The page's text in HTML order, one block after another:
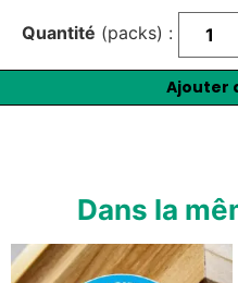
Quantité (packs) :
Ajouter
Dans la